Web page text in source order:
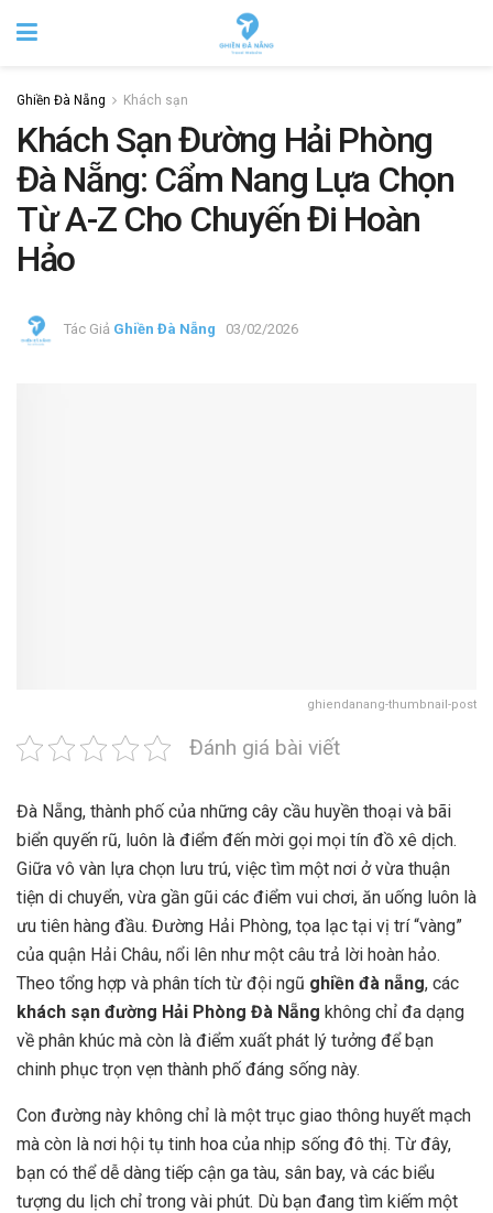
Ghiền Đà Nẵng Khách sạn
Khách Sạn Đường Hải Phòng
Đà Nẵng: Cẩm Nang Lựa Chọn
Từ A-Z Cho Chuyến Đi Hoàn
Hảo
Tác Giả Ghiền Đà Nẵng 03/02/2026
ghiendanang-thumbnail-post
Đánh giá bài viết
Đà Nẵng, thành phố của những cây cầu huyền thoại và bãi
biển quyến rũ, luôn là điểm đến mời gọi mọi tín đồ xê dịch.
Giữa vô vàn lựa chọn lưu trú, việc tìm một nơi ở vừa thuận
tiện di chuyển, vừa gần gũi các điểm vui chơi, ăn uống luôn là
ưu tiên hàng đầu. Đường Hải Phòng, tọa lạc tại vị trí “vàng”
của quận Hải Châu, nổi lên như một câu trả lời hoàn hảo.
Theo tổng hợp và phân tích từ đội ngũ ghiền đà nẵng, các
khách sạn đường Hải Phòng Đà Nẵng không chỉ đa dạng
về phân khúc mà còn là điểm xuất phát lý tưởng để bạn
chinh phục trọn vẹn thành phố đáng sống này.
Con đường này không chỉ là một trục giao thông huyết mạch
mà còn là nơi hội tụ tinh hoa của nhịp sống đô thị. Từ đây,
bạn có thể dễ dàng tiếp cận ga tàu, sân bay, và các biểu
tượng du lịch chỉ trong vài phút. Dù bạn đang tìm kiếm một